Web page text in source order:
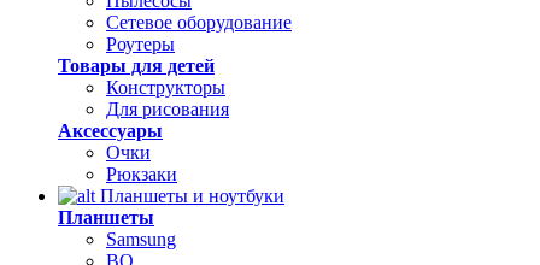
Сетевое оборудование
Роутеры
Товары для детей
Конструкторы
Для рисования
Аксессуары
Очки
Рюкзаки
Планшеты и ноутбуки
Планшеты
Samsung
BQ